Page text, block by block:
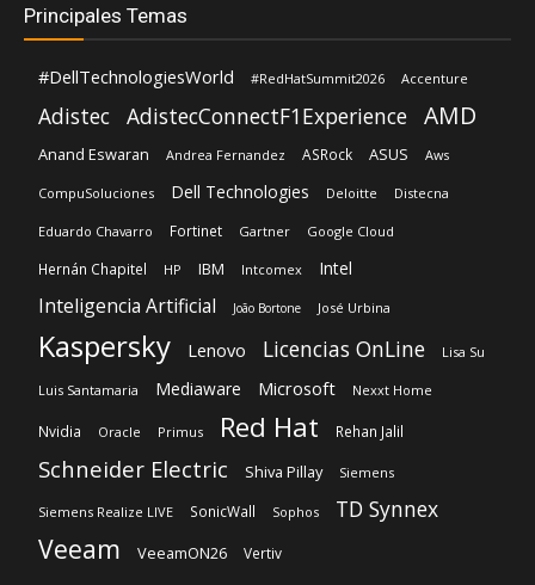
Principales Temas
#DellTechnologiesWorld #RedHatSummit2026 Accenture
Adistec AdistecConnectF1Experience AMD
Anand Eswaran Andrea Fernandez ASRock ASUS Aws
CompuSoluciones Dell Technologies Deloitte Distecna
Eduardo Chavarro Fortinet Gartner Google Cloud
Hernán Chapitel HP IBM Intcomex Intel
Inteligencia Artificial João Bortone José Urbina
Kaspersky Lenovo Licencias OnLine Lisa Su
Luis Santamaria Mediaware Microsoft Nexxt Home
Nvidia Oracle Primus Red Hat Rehan Jalil
Schneider Electric Shiva Pillay Siemens
Siemens Realize LIVE SonicWall Sophos TD Synnex
Veeam VeeamON26 Vertiv